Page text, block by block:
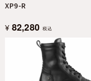
XP9-R
¥ 82,280 税込